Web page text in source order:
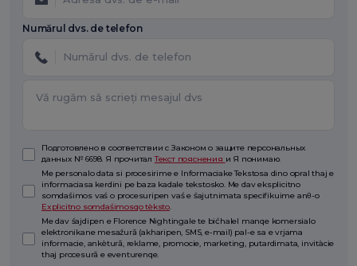
Numărul dvs. de telefon
Подготовлено в соответствии с Законом о защите персональных
данных № 6698. Я прочиталТекст пояснения и Я понимаю.
Me personalo data si procesirime e Informaciake Tekstosa dino opral thaj e
informaciasa kerdini pe baza kadale tekstosko. Me dav eksplicitno
somdaśimos vaś o procesuripen vaś e śajutnimata specifikuime anθ-o
Explicitno somdaśimosqo tèksto.
Me dav śajdipen e Florence Nightingale te bićhalel manqe komersialo
elektronikane mesaźură (akharipen, SMS, e-mail) pal-e sa e vrjama
informacie, ankètură, reklame, promocie, marketing, putardimata, invitàcie
thaj procesură e eventurenqe.